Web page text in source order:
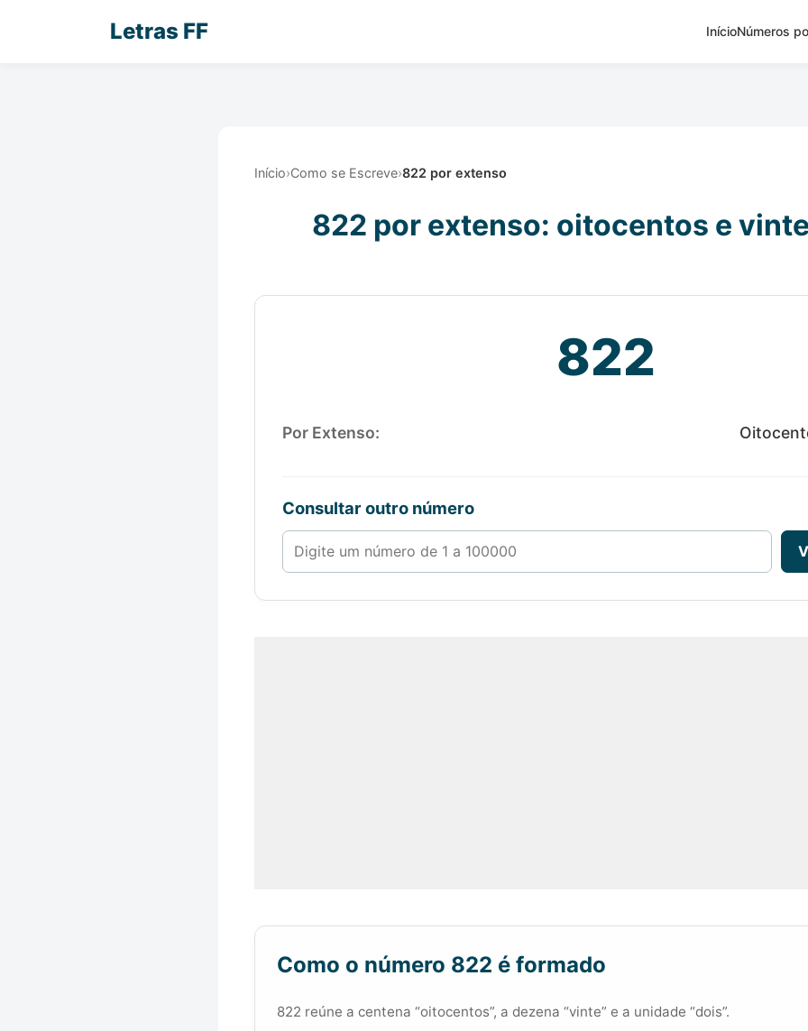
Letras FF InícioNúmeros
Início›Como se Escreve›822 por extenso
822 por extenso: oitocentos e
822
Por Extenso:
Consultar outro número
Número de 1 a 100000
Como o número 822 é formado
822 reúne a centena “oitocentos”, a dezena “vinte” e a unidade “dois”.